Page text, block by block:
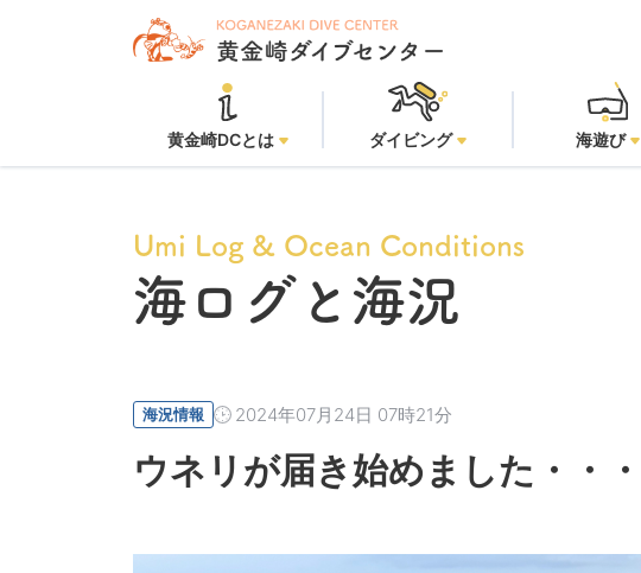
黄金崎DCとは ダイビング 海遊び
Umi Log & Ocean Conditions
海ログと海況
海況情報 2024年07月24日 07時21分
ウネリが届き始めました・・